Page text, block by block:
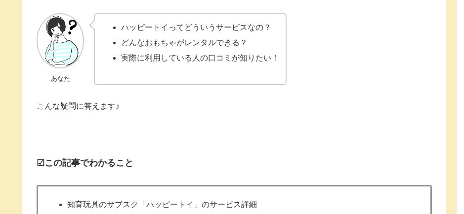
あなた
ハッピートイってどういうサービスなの？
どんなおもちゃがレンタルできる？
実際に利用している人の口コミが知りたい！
こんな疑問に答えます♪
☑この記事でわかること
知育玩具のサブスク「ハッピートイ」のサービス詳細